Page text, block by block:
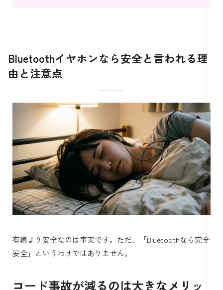
Bluetoothイヤホンなら安全と言われる理
由と注意点
有線より安全なのは事実です。ただ、「Bluetoothなら完全
安全」というわけではありません。
コード事故が減るのは大きなメリッ